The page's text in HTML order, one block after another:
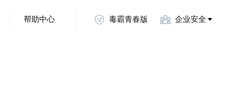
帮助中心 毒霸青春版 企业安全